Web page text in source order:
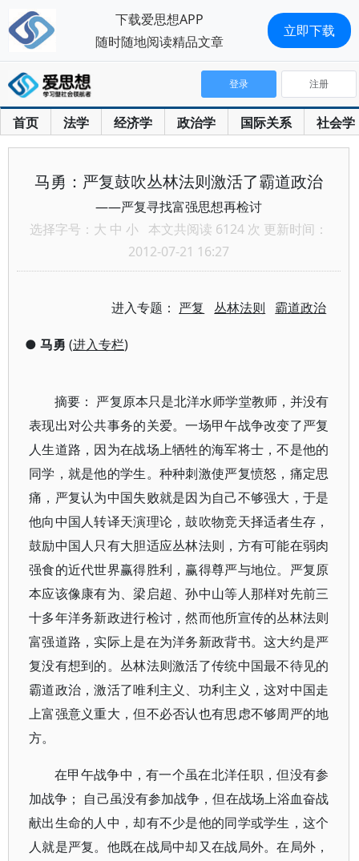
首页 法学 经济学 政治学 国际关系 社会学
登录 注册
马勇：严复鼓吹丛林法则激活了霸道政治
——严复寻找富强思想再检讨
选择字号： 大 中 小 本文共阅读 6124 次 更新时间：
2012-07-21 16:27
进入专题： 严复 丛林法则 霸道政治
● 马勇 (进入专栏)
摘要： 严复原本只是北洋水师学堂教师，并没有
表现出对公共事务的关爱。一场甲午战争改变了严复
人生道路，因为在战场上牺牲的海军将士，不是他的
同学，就是他的学生。种种刺激使严复愤怒，痛定思
痛，严复认为中国失败就是因为自己不够强大，于是
他向中国人转译天演理论，鼓吹物竞天择适者生存，
鼓励中国人只有大胆适应丛林法则，方有可能在弱肉
强食的近代世界赢得胜利，赢得尊严与地位。严复原
本应该像康有为、梁启超、孙中山等人那样对先前三
十多年洋务新政进行检讨，然而他所宣传的丛林法则
富强道路，实际上是在为洋务新政背书。这大约是严
复没有想到的。丛林法则激活了传统中国最不待见的
霸道政治，激活了唯利主义、功利主义，这对中国走
上富强意义重大，但不必否认也有思虑不够周严的地
方。
在甲午战争中，有一个虽在北洋任职，但没有参
加战争； 自己虽没有参加战争，但在战场上浴血奋战
献出生命的人中，却有不少是他的同学或学生，这个
人就是严复。他既在战局中却又在战局外。在局外，
下载爱思想APP
随时随地阅读精品文章
立即下载